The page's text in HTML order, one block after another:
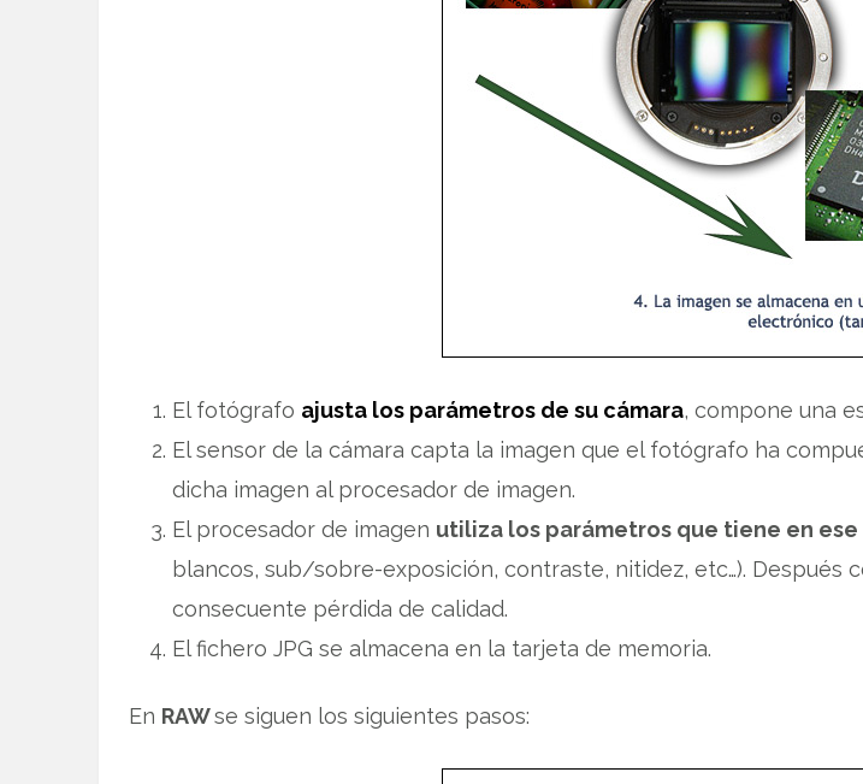
El fotógrafo ajusta los parámetros de su cámara, compone una
El sensor de la cámara capta la imagen que el fotógrafo ha
dicha imagen al procesador de imagen.
El procesador de imagen utiliza los parámetros que tiene en
blancos, sub/sobre-exposición, contraste, nitidez, etc…). Después
consecuente pérdida de calidad.
El fichero JPG se almacena en la tarjeta de memoria.
En RAWse siguen los siguientes pasos: